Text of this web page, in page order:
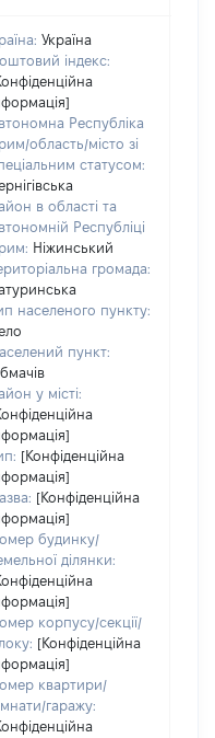
Україна
індекс:
Республіка
область/місто зі
статусом:
в області та
Республіці
Ніжинський
громада:
населеного пункту:
пункт:
у місті:
[Конфіденційна
[Конфіденційна
будинку/
ділянки:
корпусу/секції/
[Конфіденційна
квартири/
гаражу: